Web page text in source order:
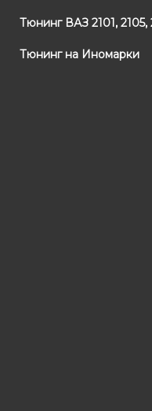
Тюнинг ВАЗ 2101, 2105,
Тюнинг на Иномарки